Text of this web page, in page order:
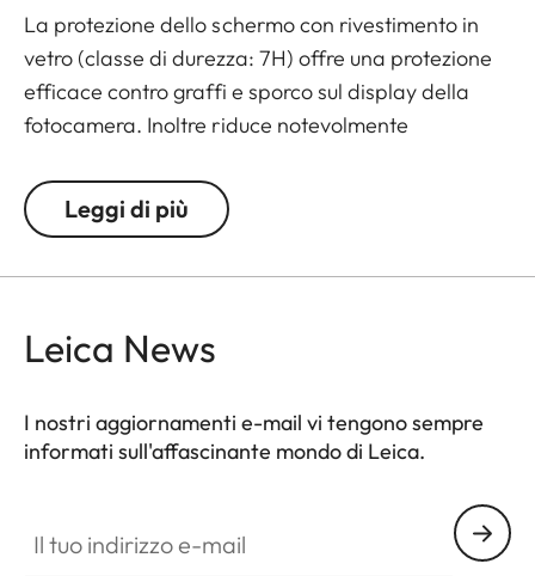
La protezione dello schermo con rivestimento in
vetro (classe di durezza: 7H) offre una protezione
efficace contro graffi e sporco sul display della
fotocamera. Inoltre riduce notevolmente
alto contrasto delle immagini anche in condizioni di
luce intensa. Il risultato: massima protezione senza
Leggi di più
Leica News
I nostri aggiornamenti e-mail vi tengono sempre
informati sull'affascinante mondo di Leica.